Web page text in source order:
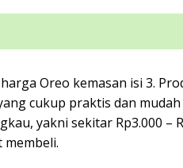
Oreo kemasan isi 3.
cukup praktis dan
yakni sekitar Rp3.000 –